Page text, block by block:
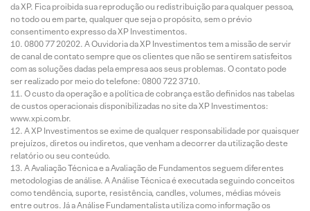
da XP. Fica proibida sua reprodução ou redistribuição para qualquer pessoa,
no todo ou em parte, qualquer que seja o propósito, sem o prévio
consentimento expresso da XP Investimentos.
0800 77 20202. A Ouvidoria da XP Investimentos tem a missão de servir
de canal de contato sempre que os clientes que não se sentirem satisfeitos
com as soluções dadas pela empresa aos seus problemas. O contato pode
ser realizado por meio do telefone: 0800 722 3710.
O custo da operação e a política de cobrança estão definidos nas tabelas
de custos operacionais disponibilizadas no site da XP Investimentos:
www.xpi.com.br.
A XP Investimentos se exime de qualquer responsabilidade por quaisquer
prejuízos, diretos ou indiretos, que venham a decorrer da utilização deste
relatório ou seu conteúdo.
A Avaliação Técnica e a Avaliação de Fundamentos seguem diferentes
metodologias de análise. A Análise Técnica é executada seguindo conceitos
como tendência, suporte, resistência, candles, volumes, médias móveis
entre outros. Já a Análise Fundamentalista utiliza como informação os